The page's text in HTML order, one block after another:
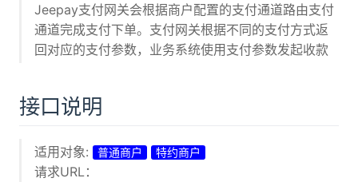
Jeepay支付网关会根据商户配置的支付通道路由支付
通道完成支付下单。支付网关根据不同的支付方式返
回对应的支付参数，业务系统使用支付参数发起收款
接口说明
适用对象: 普通商户 特约商户
请求URL：